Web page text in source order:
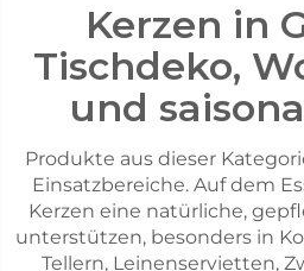
Kerzen in
Tischdeko,
und
Produkte aus dieser
Einsatzbereiche. Auf dem
Kerzen eine natürliche,
unterstützen, besonders in
Tellern, Leinenservietten,